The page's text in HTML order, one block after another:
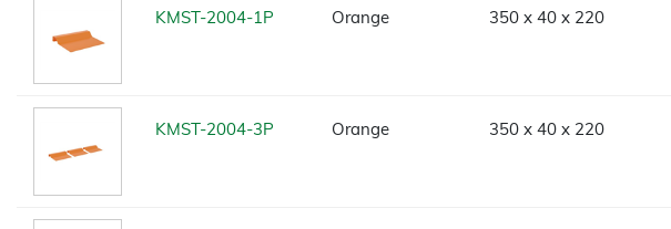
KMST-2004-1P Orange 350 x 40 x 220
KMST-2004-3P Orange 350 x 40 x 220